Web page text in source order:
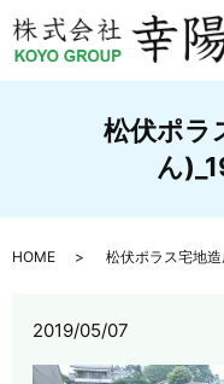
松伏ポラ
ん
HOME 松伏ポラス宅地
2019/05/07